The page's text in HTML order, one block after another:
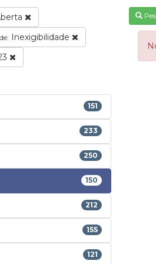
Inexigibilidade
151
233
250
150
212
155
121